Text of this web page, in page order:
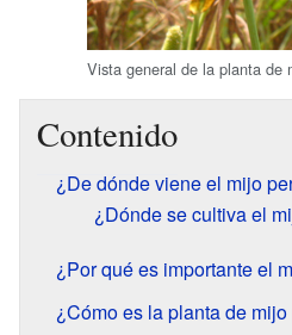
Vista general de la planta de
Contenido
¿De dónde viene el mijo
¿Dónde se cultiva el
¿Por qué es importante el
¿Cómo es la planta de